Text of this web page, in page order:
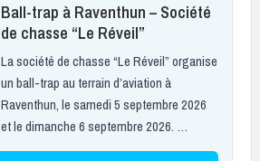
Ball-trap à Raventhun – Société
de chasse “Le Réveil”
La société de chasse “Le Réveil” organise
un ball-trap au terrain d’aviation à
Raventhun, le samedi 5 septembre 2026
et le dimanche 6 septembre 2026. …